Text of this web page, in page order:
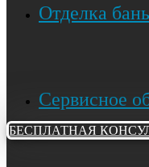
Отделка
Сервисное
БЕСПЛАТНАЯ